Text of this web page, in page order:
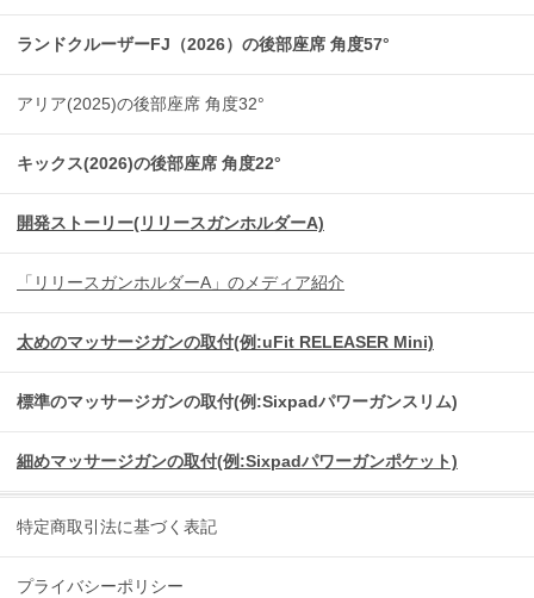
ランドクルーザーFJ（2026）の後部座席 角度57°
アリア(2025)の後部座席 角度32°
キックス(2026)の後部座席 角度22°
開発ストーリー(リリースガンホルダーA)
「リリースガンホルダーA」のメディア紹介
太めのマッサージガンの取付(例:uFit RELEASER Mini)
標準のマッサージガンの取付(例:Sixpadパワーガンスリム)
細めマッサージガンの取付(例:Sixpadパワーガンポケット)
特定商取引法に基づく表記
プライバシーポリシー